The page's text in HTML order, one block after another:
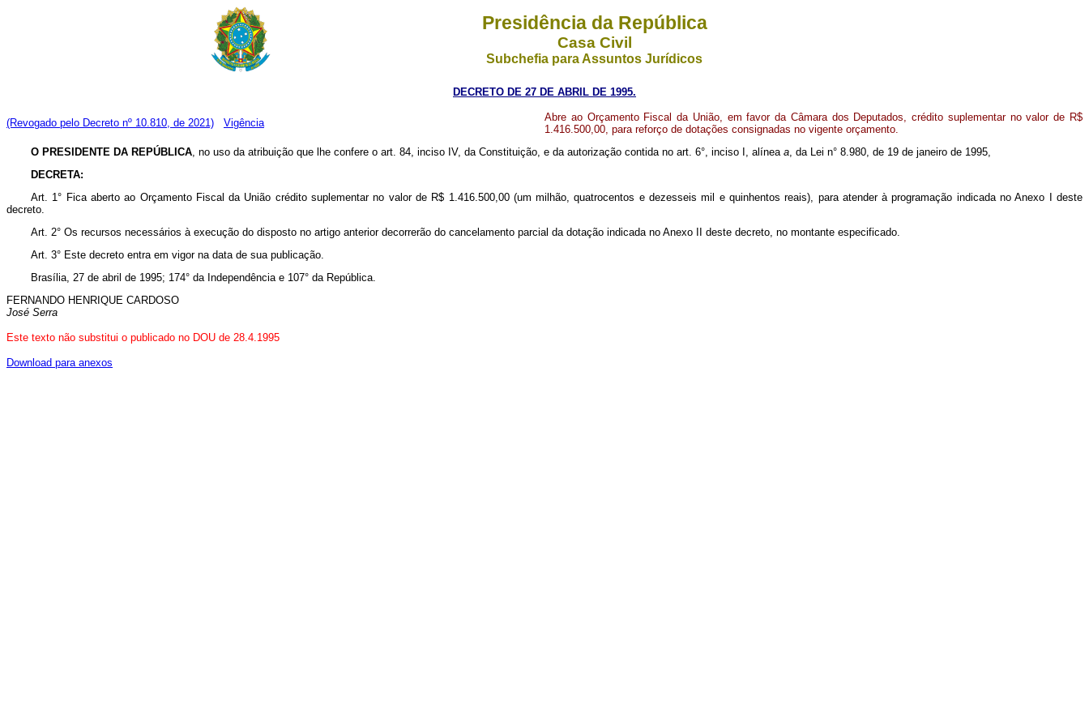
Presidência da República
Casa Civil
Subchefia para Assuntos Jurídicos
DECRETO DE 27 DE ABRIL DE 1995.
(Revogado pelo Decreto nº 10.810, de 2021) Vigência
Abre ao Orçamento Fiscal da União, em favor da Câmara dos Deputados, crédito suplementar no valor de R$
1.416.500,00, para reforço de dotações consignadas no vigente orçamento.
O PRESIDENTE DA REPÚBLICA, no uso da atribuição que lhe confere o art. 84, inciso IV, da Constituição, e da autorização contida no art. 6°, inciso I, alínea a, da Lei n° 8.980, de 19 de janeiro de 1995,
DECRETA:
Art. 1° Fica aberto ao Orçamento Fiscal da União crédito suplementar no valor de R$ 1.416.500,00 (um milhão, quatrocentos e dezesseis mil e quinhentos reais), para atender à programação indicada no Anexo I deste
decreto.
Art. 2° Os recursos necessários à execução do disposto no artigo anterior decorrerão do cancelamento parcial da dotação indicada no Anexo II deste decreto, no montante especificado.
Art. 3° Este decreto entra em vigor na data de sua publicação.
Brasília, 27 de abril de 1995; 174° da Independência e 107° da República.
FERNANDO HENRIQUE CARDOSO
José Serra
Este texto não substitui o publicado no DOU de 28.4.1995
Download para anexos